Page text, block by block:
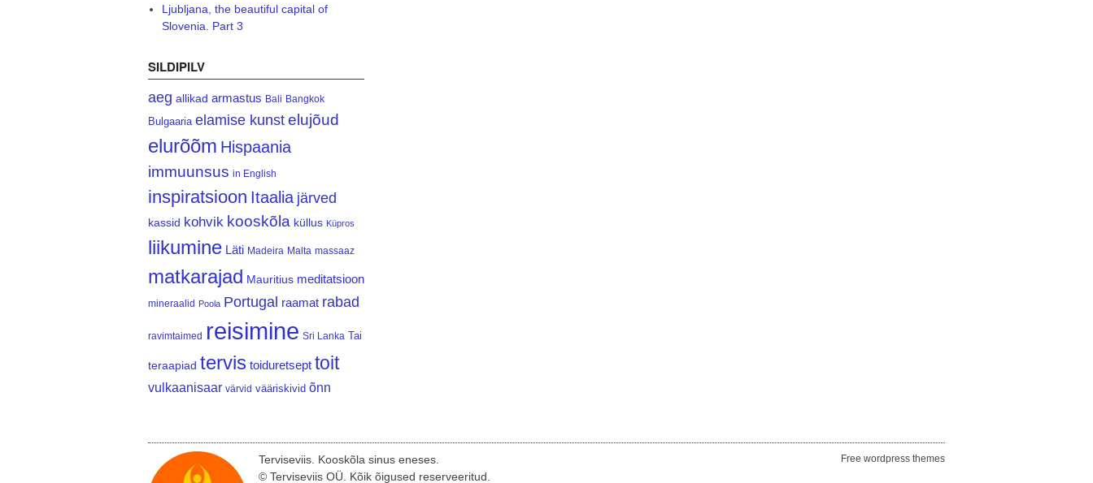
Ljubljana, the beautiful capital of
Slovenia. Part 3
SILDIPILV
aeg allikad armastus Bali Bangkok
Bulgaaria elamise kunst elujõud
elurõõm Hispaania
immuunsus in English
inspiratsioon Itaalia järved
kassid kohvik kooskõla küllus Küpros
liikumine Läti Madeira Malta massaaz
matkarajad Mauritius meditatsioon
mineraalid Poola Portugal raamat rabad
ravimtaimed reisimine Sri Lanka Tai
teraapiad tervis toiduretsept toit
vulkaanisaar värvid vääriskivid õnn
Terviseviis. Kooskõla sinus eneses.
© Terviseviis OÜ. Kõik õigused reserveeritud.
Free wordpress themes